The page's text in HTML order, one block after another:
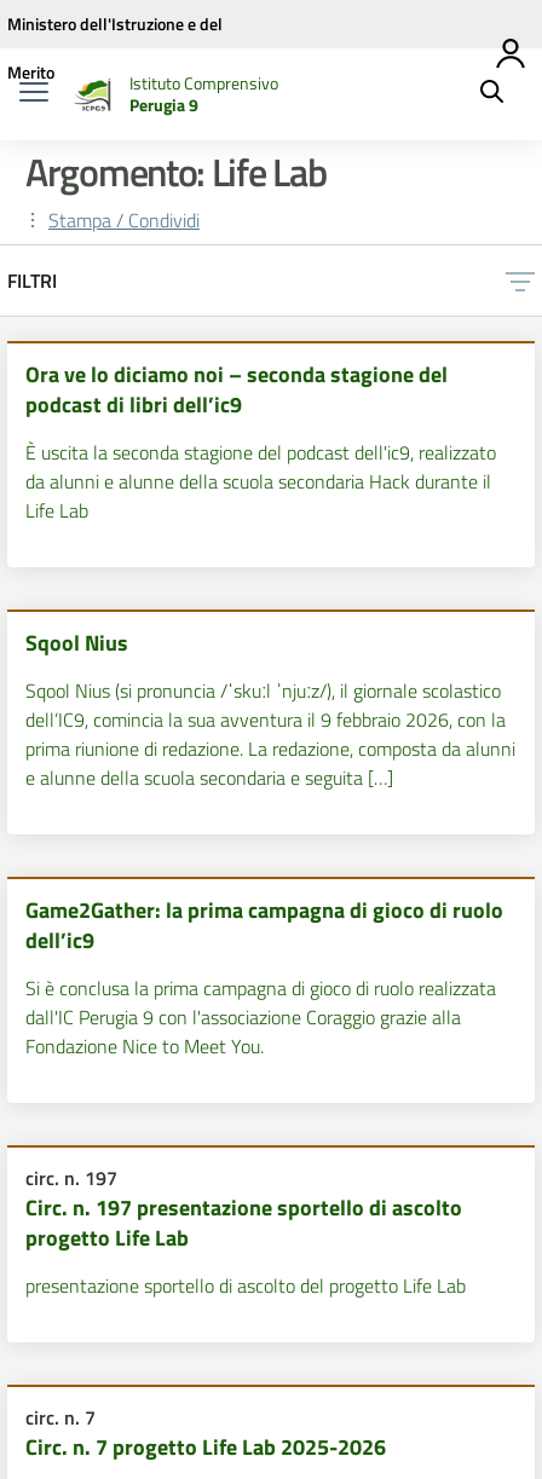
Vai ai contenuti
Vai al menu di navigazione
Vai al footer
Ministero dell'Istruzione e del
Merito
Istituto Comprensivo
Perugia 9
Argomento: Life Lab
Stampa / Condividi
FILTRI
Ora ve lo diciamo noi – seconda stagione del
podcast di libri dell’ic9
È uscita la seconda stagione del podcast dell'ic9, realizzato
da alunni e alunne della scuola secondaria Hack durante il
Life Lab
Sqool Nius
Sqool Nius (si pronuncia /ˈskuːl ˈnjuːz/), il giornale scolastico
dell’IC9, comincia la sua avventura il 9 febbraio 2026, con la
prima riunione di redazione. La redazione, composta da alunni
e alunne della scuola secondaria e seguita […]
Game2Gather: la prima campagna di gioco di ruolo
dell’ic9
Si è conclusa la prima campagna di gioco di ruolo realizzata
dall'IC Perugia 9 con l'associazione Coraggio grazie alla
Fondazione Nice to Meet You.
circ. n. 197
Circ. n. 197 presentazione sportello di ascolto
progetto Life Lab
presentazione sportello di ascolto del progetto Life Lab
circ. n. 7
Circ. n. 7 progetto Life Lab 2025-2026